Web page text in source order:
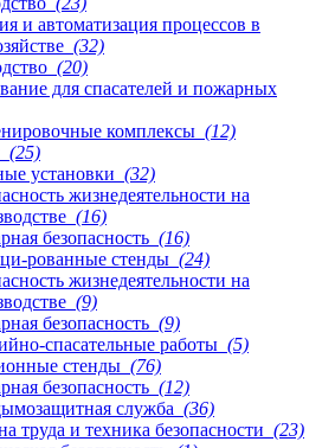
и автоматизация процессов в
(32)
(20)
для спасателей и пожарных
комплексы (12)
(25)
установки (32)
жизнедеятельности на
(16)
безопасность (16)
рованные стенды (24)
жизнедеятельности на
(9)
безопасность (9)
спасательные работы (5)
стенды (76)
безопасность (12)
служба (36)
труда и техника безопасности (23)